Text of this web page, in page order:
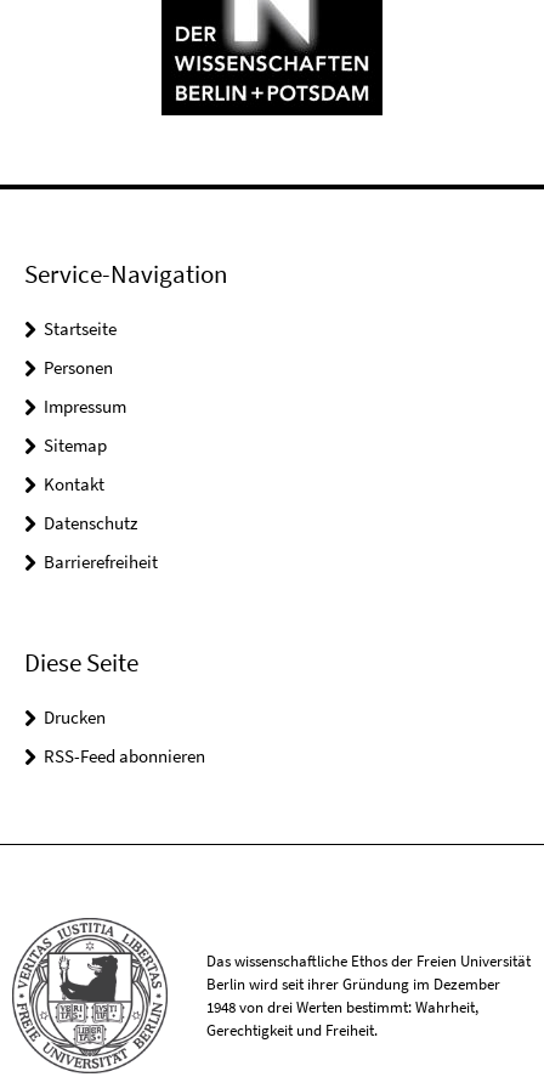
Service-Navigation
Startseite
Personen
Impressum
Sitemap
Kontakt
Datenschutz
Barrierefreiheit
Diese Seite
Drucken
RSS-Feed abonnieren
Das wissenschaftliche Ethos der Freien Universität
Berlin wird seit ihrer Gründung im Dezember
1948 von drei Werten bestimmt: Wahrheit,
Gerechtigkeit und Freiheit.